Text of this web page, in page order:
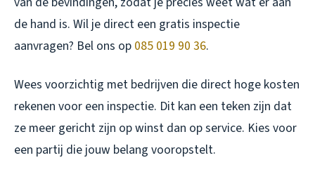
de hand is. Wil je direct een gratis inspectie
aanvragen? Bel ons op 085 019 90 36.
Wees voorzichtig met bedrijven die direct hoge kosten
rekenen voor een inspectie. Dit kan een teken zijn dat
ze meer gericht zijn op winst dan op service. Kies voor
een partij die jouw belang vooropstelt.